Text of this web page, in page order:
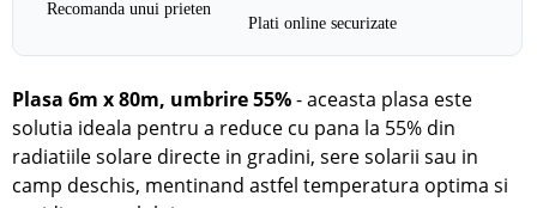
Recomanda unui prieten
Plati online securizate
Plasa 6m x 80m, umbrire 55%- aceasta plasa este
solutia ideala pentru a reduce cu pana la 55% din
radiatiile solare directe in gradini, sere solarii sau in
camp deschis, mentinand astfel temperatura optima si